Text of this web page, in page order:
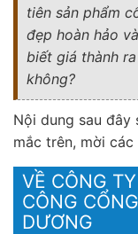
tiên sản phẩm
đẹp hoàn hảo
biết giá thành
không?
Nội dung sau đây
mắc trên, mời
VỀ CÔNG
CÔNG
DƯƠNG